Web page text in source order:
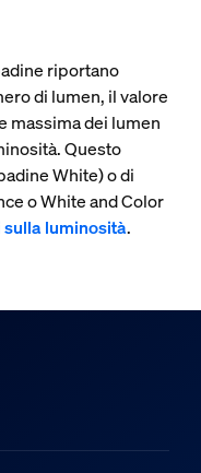
riportano
di lumen, il valore
massima dei lumen
Questo
White) o di
o White and Color
luminosità.